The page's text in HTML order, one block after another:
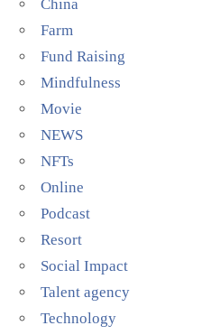
China
Farm
Fund Raising
Mindfulness
Movie
NEWS
NFTs
Online
Podcast
Resort
Social Impact
Talent agency
Technology